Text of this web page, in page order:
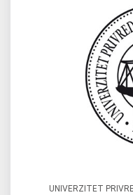
UNIVERZITET